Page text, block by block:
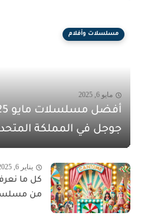
مسلسلات وأفلام
مايو 6, 2025
جوجل في المملكة
يناير 6, 2025
كل ما
من مسلسل